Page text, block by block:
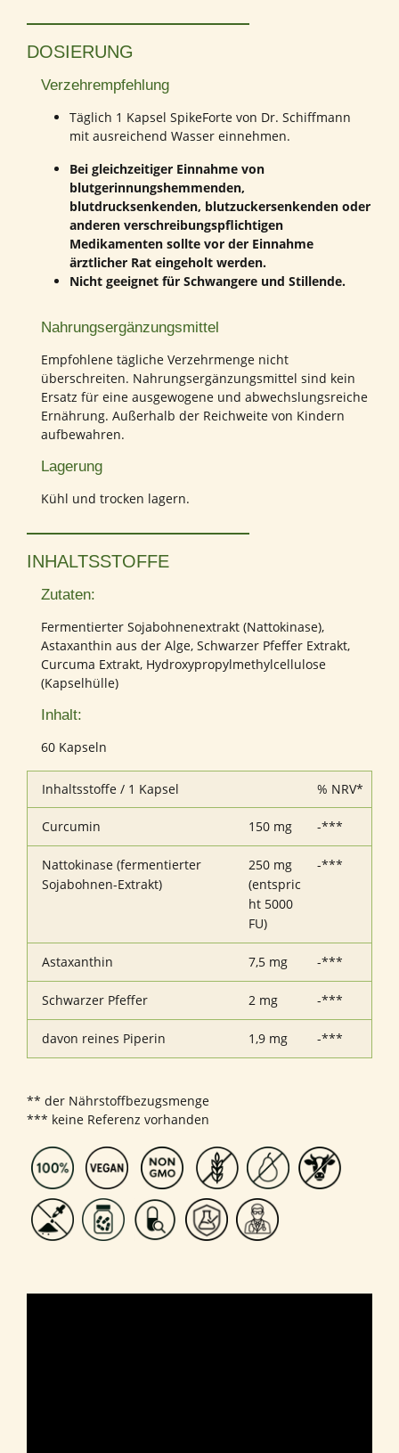
DOSIERUNG
Verzehrempfehlung
Täglich 1 Kapsel SpikeForte von Dr. Schiffmann
mit ausreichend Wasser einnehmen.
Bei gleichzeitiger Einnahme von
blutgerinnungshemmenden,
blutdrucksenkenden, blutzuckersenkenden oder
anderen verschreibungspflichtigen
Medikamenten sollte vor der Einnahme
ärztlicher Rat eingeholt werden.
Nicht geeignet für Schwangere und Stillende.
Nahrungsergänzungsmittel
Empfohlene tägliche Verzehrmenge nicht
überschreiten. Nahrungsergänzungsmittel sind kein
Ersatz für eine ausgewogene und abwechslungsreiche
Ernährung. Außerhalb der Reichweite von Kindern
aufbewahren.
Lagerung
Kühl und trocken lagern.
INHALTSSTOFFE
Zutaten:
Fermentierter Sojabohnenextrakt (Nattokinase),
Astaxanthin aus der Alge, Schwarzer Pfeffer Extrakt,
Curcuma Extrakt, Hydroxypropylmethylcellulose
(Kapselhülle)
Inhalt:
60 Kapseln
Inhaltsstoffe / 1 Kapsel % NRV*
Curcumin 150 mg -***
Nattokinase (fermentierter
Sojabohnen-Extrakt)
250 mg
(entspric
ht 5000
FU)
-***
Astaxanthin 7,5 mg -***
Schwarzer Pfeffer 2 mg -***
davon reines Piperin 1,9 mg -***
** der Nährstoffbezugsmenge
*** keine Referenz vorhanden